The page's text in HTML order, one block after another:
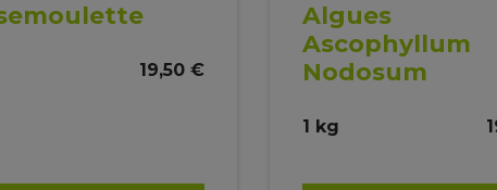
19,50 €
Algues
Ascophyllum
Nodosum
1 kg